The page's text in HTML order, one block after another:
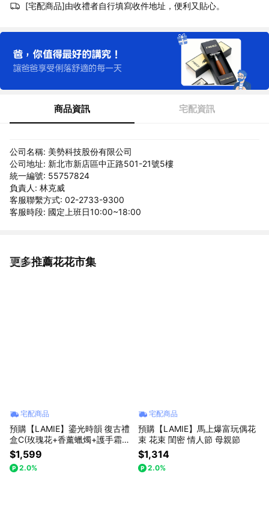
[宅配商品]由收禮者自行填寫收件地址，便利又貼心。
商品資訊 宅配資訊
公司名稱: 美勢科技股份有限公司
公司地址: 新北市新店區中正路501-21號5樓
統一編號: 55757824
負責人: 林克威
客服聯繫方式: 02-2733-9300
客服時段: 國定上班日10:00~18:00
更多推薦花花市集
看更多
宅配商品
預購【LAMIE】鎏光時韻 復古禮
盒C(玫瑰花+香薰蠟燭+護手霜
+香水+藍牙音響）禮物推薦 情
人節
$1,599
2.0%
宅配商品
預購【LAMIE】馬上爆富玩偶花
束 花束 閨密 情人節 母親節
$1,314
2.0%